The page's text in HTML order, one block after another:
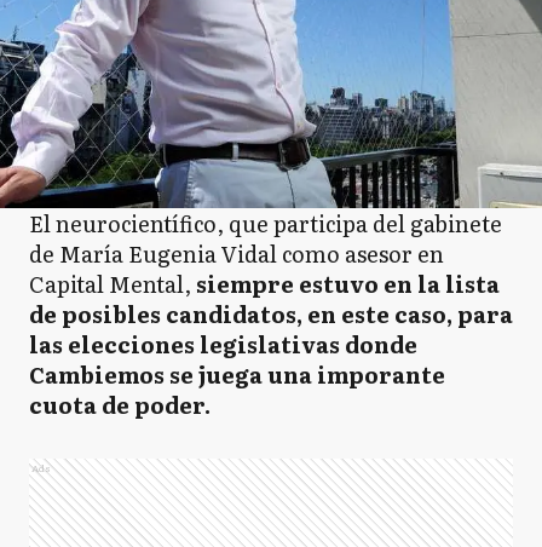
El neurocientífico, que participa del gabinete
de María Eugenia Vidal como asesor en
Capital Mental, siempre estuvo en la lista
de posibles candidatos, en este caso, para
las elecciones legislativas donde
Cambiemos se juega una imporante
cuota de poder.
Ads